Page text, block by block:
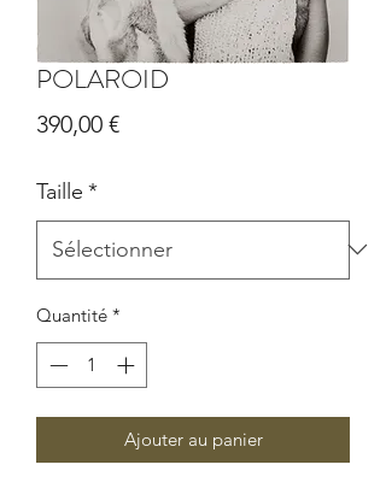
POLAROID
390,00 €Prix
Taille *
Quantité *
Ajouter au panier